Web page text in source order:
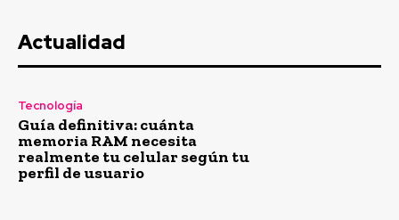
Actualidad
Tecnología
Guía definitiva: cuánta
memoria RAM necesita
realmente tu celular según tu
perfil de usuario